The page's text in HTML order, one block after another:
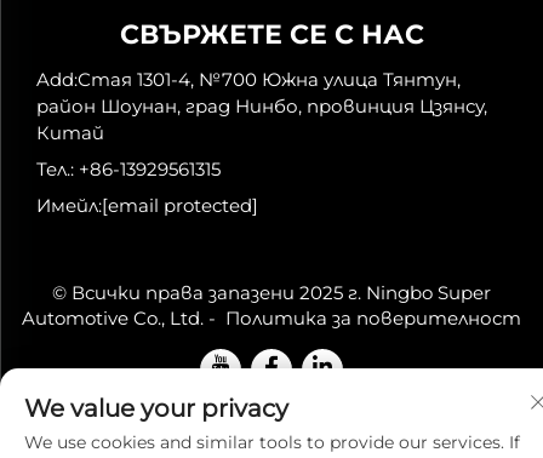
СВЪРЖЕТЕ СЕ С НАС
Add:Стая 1301-4, №700 Южна улица Тянтун,
район Шоунан, град Нинбо, провинция Цзянсу,
Китай
Тел.: +86-13929561315
Имейл:[email protected]
© Всички права запазени 2025 г. Ningbo Super
Automotive Co., Ltd. - Политика за поверителност
We value your privacy
We use cookies and similar tools to provide our services. If